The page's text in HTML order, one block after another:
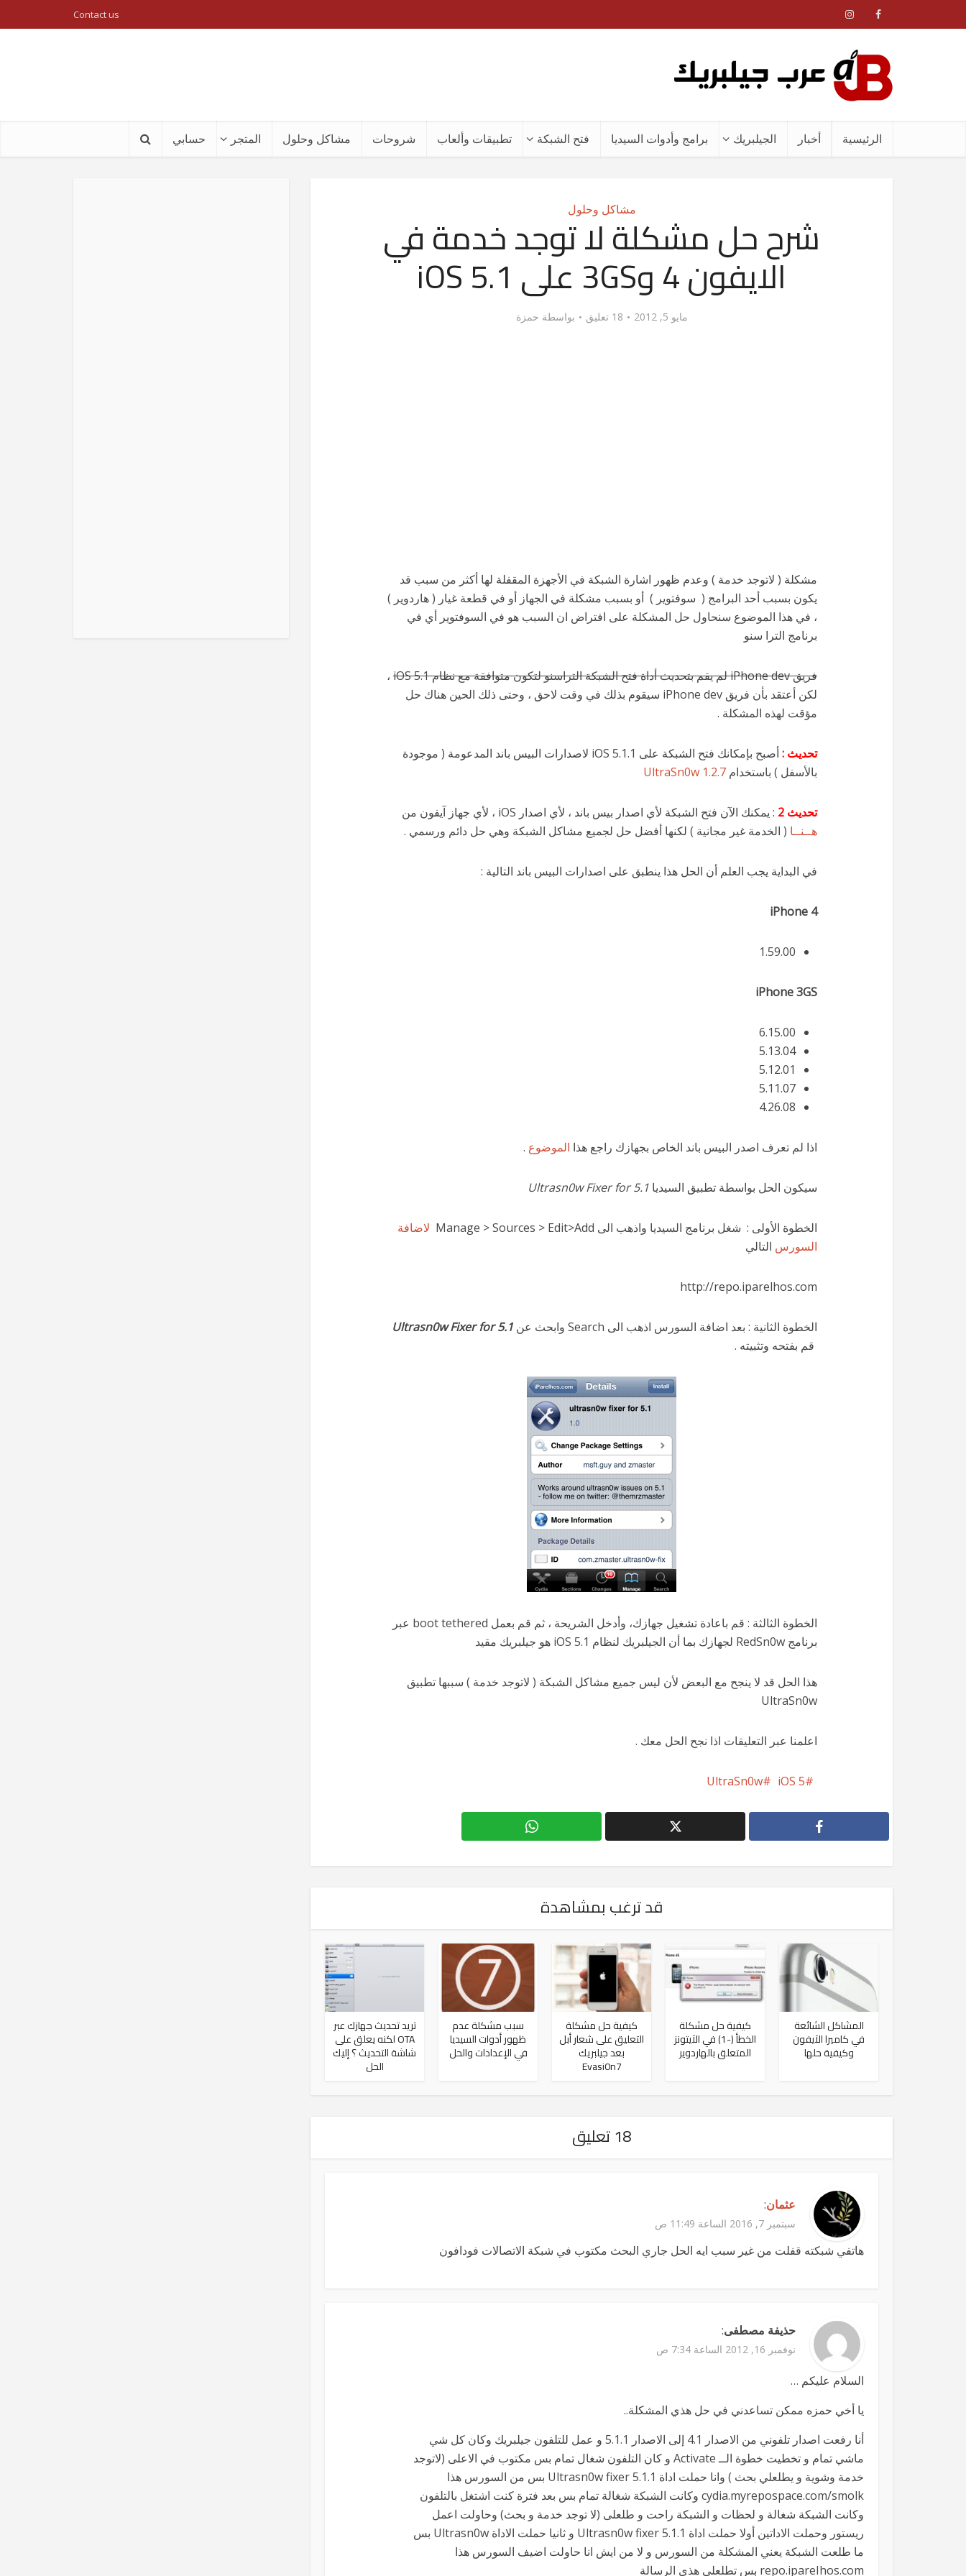
Contact us
الرئيسية أخبار الجيلبريك برامج وأدوات السيديا فتح الشبكة تطبيقات وألعاب شروحات مشاكل وحلول المتجر حسابي
مشاكل وحلول
شرح حل مشكلة لا توجد خدمة في
الايفون 4 و3GS على iOS 5.1
مايو 5, 2012 18 تعليق بواسطة حمزة
مشكلة ( لاتوجد خدمة ) وعدم ظهور اشارة الشبكة في الأجهزة المقفلة لها أكثر من سبب قد
يكون بسبب أحد البرامج ( سوفتوير ) أو بسبب مشكلة في الجهاز أو في قطعة غيار ( هاردوير )
، في هذا الموضوع سنحاول حل المشكلة على افتراض ان السبب هو في السوفتوير أي في
برنامج الترا سنو
فريق iPhone dev لم يقم بتحديث أداة فتح الشبكة التراسنو لتكون متوافقة مع نظام iOS 5.1
،
لكن أعتقد بأن فريق iPhone dev سيقوم بذلك في وقت لاحق ، وحتى ذلك الحين هناك حل
مؤقت لهذه المشكلة .
تحديث :
أصبح بإمكانك فتح الشبكة على iOS 5.1.1 لاصدارات البيس باند المدعومة ( موجودة
بالأسفل ) باستخدام UltraSn0w 1.2.7
تحديث 2
: يمكنك الآن فتح الشبكة لأي اصدار بيس باند ، لأي اصدار iOS ، لأي جهاز آيفون من
هــنــا ( الخدمة غير مجانية ) لكنها أفضل حل لجميع مشاكل الشبكة وهي حل دائم ورسمي .
في البداية يجب العلم أن الحل هذا ينطبق على اصدارات البيس باند التالية :
iPhone 4
1.59.00
iPhone 3GS
6.15.00
5.13.04
5.12.01
5.11.07
4.26.08
اذا لم تعرف اصدر البيس باند الخاص بجهازك راجع هذا الموضوع .
سيكون الحل بواسطة تطبيق السيديا Ultrasn0w Fixer for 5.1
الخطوة الأولى : شغل برنامج السيديا واذهب الى Manage > Sources > Edit>Add
لاضافة
السورس التالي
http://repo.iparelhos.com
الخطوة الثانية : بعد اضافة السورس اذهب الى Search وابحث عن
Ultrasn0w Fixer for 5.1
قم بفتحه وتثبيته .
الخطوة الثالثة : قم باعادة تشغيل جهازك، وأدخل الشريحة ، ثم قم بعمل boot tethered عبر
برنامج RedSn0w لجهازك بما أن الجيلبريك لنظام iOS 5.1 هو جيلبريك مقيد
هذا الحل قد لا ينجح مع البعض لأن ليس جميع مشاكل الشبكة ( لاتوجد خدمة ) سببها تطبيق
UltraSn0w
اعلمنا عبر التعليقات اذا نجح الحل معك .
iOS 5
UltraSn0w
قد ترغب بمشاهدة
المشاكل الشائعة
في كاميرا الآيفون
وكيفية حلها
كيفية حل مشكلة
الخطأ (-1) في الآيتونز
المتعلق بالهاردوير
كيفية حل مشكلة
التعليق على شعار أبل
بعد جيلبريك
Evasi0n7
سبب مشكلة عدم
ظهور أدوات السيديا
في الإعدادات والحل
تريد تحديث جهازك عبر
OTA لكنه يعلق على
شاشة التحديث ؟ إليك
الحل
18 تعليق
عثمان:
سبتمبر 7, 2016 الساعة 11:49 ص
هاتفي شبكته قفلت من غير سبب ايه الحل جاري البحث مكتوب في شبكة الاتصالات فودافون
حذيفة مصطفى:
نوفمبر 16, 2012 الساعة 7:34 ص
السلام عليكم …
يا أخي حمزه ممكن تساعدني في حل هذي المشكلة..
أنا رفعت اصدار تلفوني من الاصدار 4.1 إلى الاصدار 5.1.1 و عمل للتلفون جيلبريك وكان كل شي
ماشي تمام و تخطيت خطوة الــ Activate و كان التلفون شغال تمام بس مكتوب في الاعلى (لاتوجد
خدمة وشوية و يطلعلي بحث ) وانا حملت اداة Ultrasn0w fixer 5.1.1 بس من السورس هذا
cydia.myrepospace.com/smolk وكانت الشبكة شغالة تمام بس بعد فترة كنت اشتغل بالتلفون
وكانت الشبكة شغالة و لحظات و الشبكة راحت و طلعلى (لا توجد خدمة و بحث) وحاولت اعمل
ريستور وحملت الاداتين أولا حملت اداة Ultrasn0w fixer 5.1.1 و ثانيا حملت الاداة Ultrasn0w بس
ما طلعت الشبكة يعني المشكلة من السورس و لا من ايش انا حاولت اضيف السورس هذا
repo.ipareIhos.com بس تطلعلي هذي الرسالة